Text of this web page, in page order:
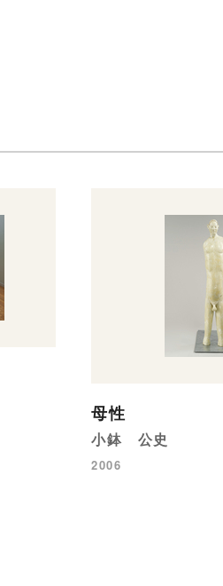
母性
小鉢 公史
2006